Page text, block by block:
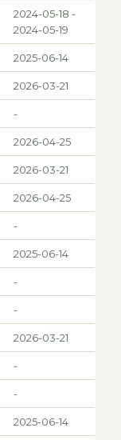
2024-05-18 -
2024-05-19
2025-06-14
2026-03-21
-
2026-04-25
2026-03-21
2026-04-25
-
2025-06-14
-
-
2026-03-21
-
-
2025-06-14